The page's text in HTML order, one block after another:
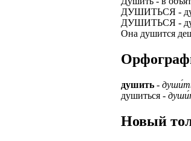
ДУШИТЬСЯ -
ДУШИТЬСЯ -
Она душится
душить -
душиться -
Новый